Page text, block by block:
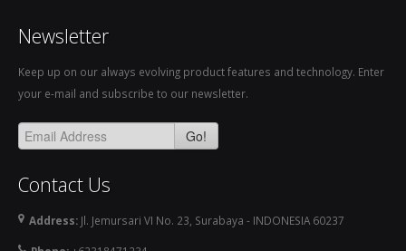
Newsletter
Keep up on our always evolving product features and technology. Enter
your e-mail and subscribe to our newsletter.
Go!
Contact Us
Address: Jl. Jemursari VI No. 23, Surabaya - INDONESIA 60237